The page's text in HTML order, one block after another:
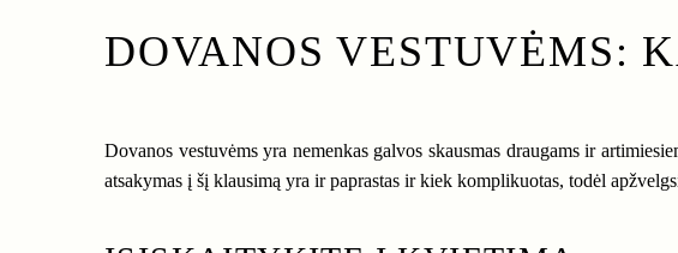
DOVANOS VESTUVĖMS:
Dovanos vestuvėms yra nemenkas galvos skausmas draugams ir
atsakymas į šį klausimą yra ir paprastas ir kiek komplikuotas, todėl